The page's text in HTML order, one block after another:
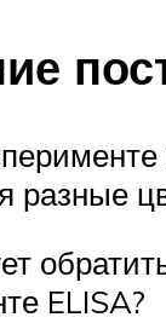
разные
ELISA?